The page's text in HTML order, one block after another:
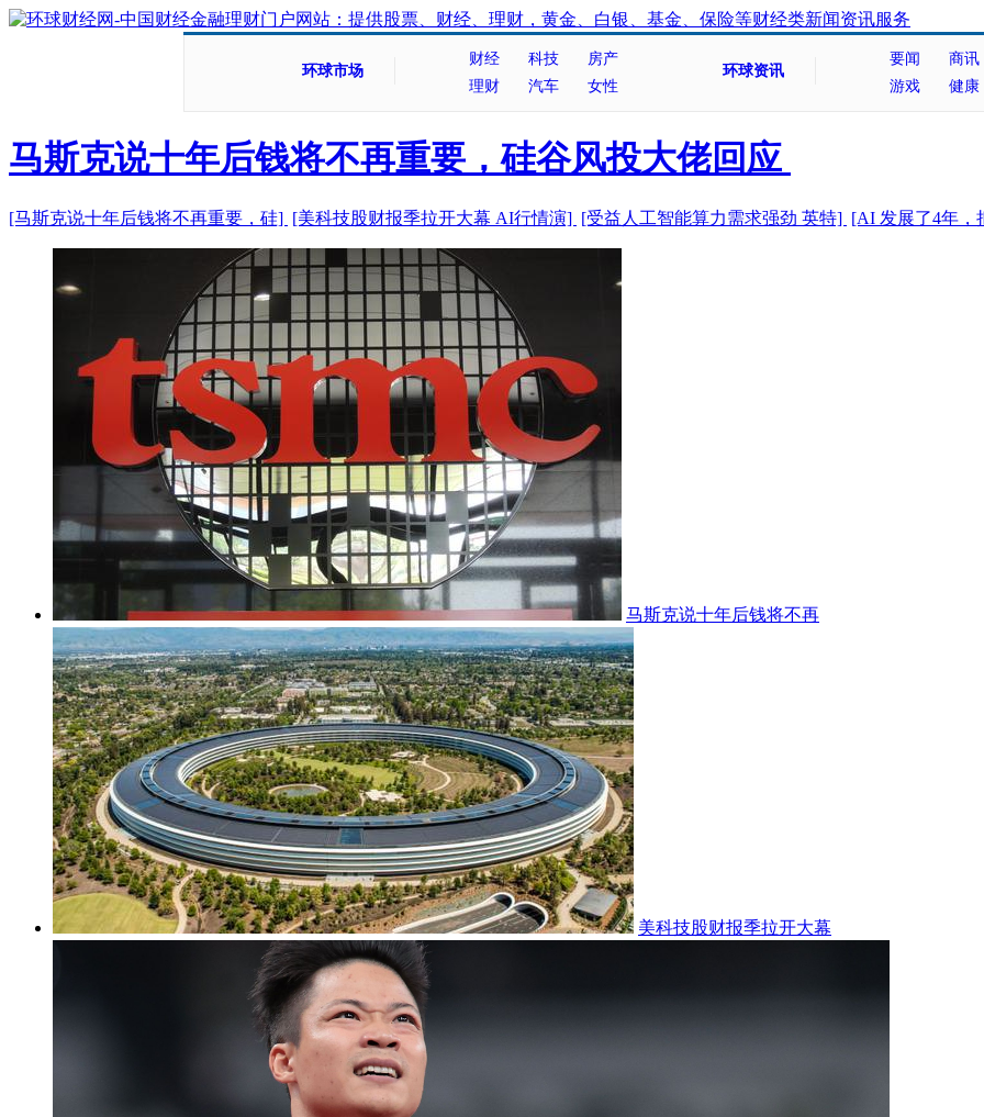
环球市场
财经 科技
房产
理财
汽车 女性
环球资讯
要闻 商讯
游戏
健康
马斯克说十年后钱将不再重要，硅谷风投大佬回应
[马斯克说十年后钱将不再重要，硅] [美科技股财报季拉开大幕 AI行情演] [受益人工智能算力需求强劲 英特] [AI 发展了4年，
马斯克说十年后钱将不再
美科技股财报季拉开大幕